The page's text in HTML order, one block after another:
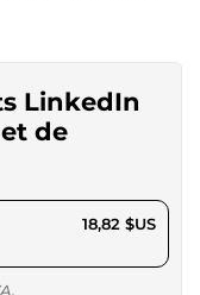
LinkedIn
de
18,82 $US